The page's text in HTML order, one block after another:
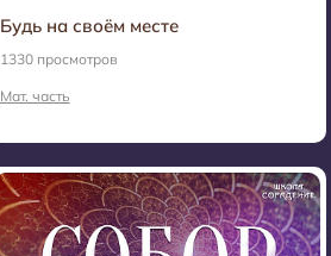
Будь на своём месте
1330 просмотров
Мат. часть